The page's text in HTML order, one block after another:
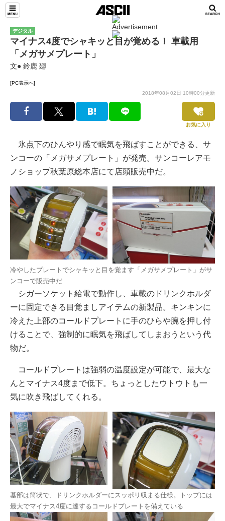
デジタル
マイナス4度でシャキッと目が覚める！ 車載用
「メガサメプレート」
文● 鈴鹿 廻
[PC表示へ]
2018年08月02日 10時00分更新
お気に入り
氷点下のひんやり感で眠気を飛ばすことができる、サ
ンコーの「メガサメプレート」が発売。サンコーレアモ
ノショップ秋葉原総本店にて店頭販売中だ。
冷やしたプレートでシャキッと目を覚ます「メガサメプレート」がサ
ンコーで販売中だ
シガーソケット給電で動作し、車載のドリンクホルダ
ーに固定できる目覚ましアイテムの新製品。キンキンに
冷えた上部のコールドプレートに手のひらや腕を押し付
けることで、強制的に眠気を飛ばしてしまおうという代
物だ。
コールドプレートは強弱の温度設定が可能で、最大な
んとマイナス4度まで低下。ちょっとしたウトウトも一
気に吹き飛ばしてくれる。
基部は筒状で、ドリンクホルダーにスッポリ収まる仕様。トップには
最大でマイナス4度に達するコールドプレートを備えている